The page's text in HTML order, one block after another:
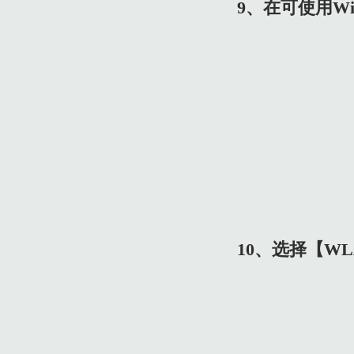
9、在可使用
10、选择【